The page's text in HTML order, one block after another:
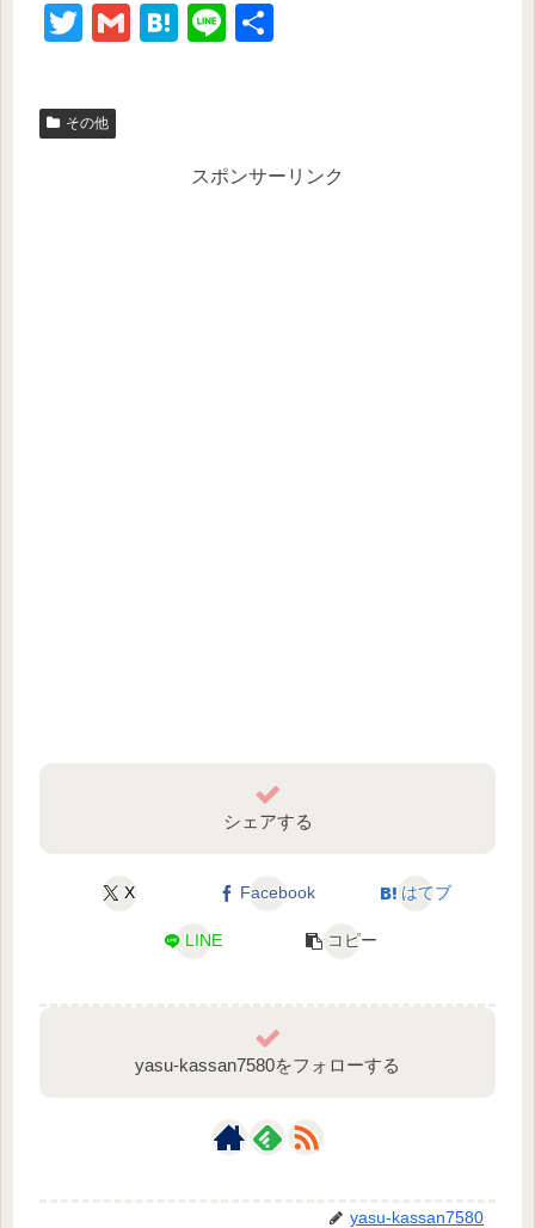
T
tt
er
G
H
a
Li
その他
スポンサーリンク
シェアする
X Facebook はてブ
LINE コピー
yasu-kassan7580をフォローする
yasu-kassan7580